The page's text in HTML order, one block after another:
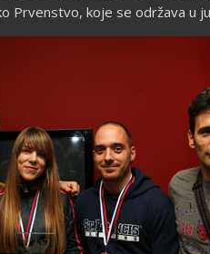
Prvenstvo, koje se održava u